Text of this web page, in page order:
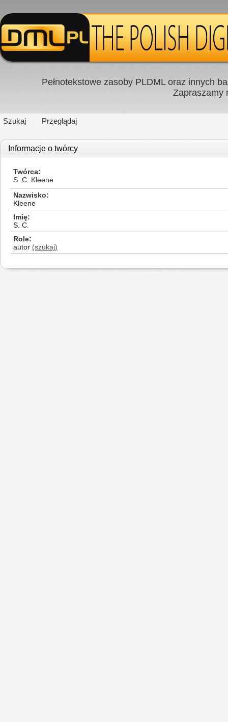
Pełnotekstowe zasoby PLDML oraz innych
Zapraszamy
Szukaj Przeglądaj
Informacje o twórcy
Twórca
S. C. Kleene
Nazwisko
Kleene
Imię
S. C.
Role
autor (szukaj)